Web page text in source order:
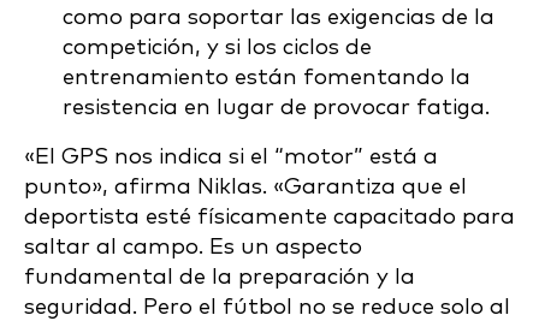
como para soportar las exigencias de la
competición, y si los ciclos de
entrenamiento están fomentando la
resistencia en lugar de provocar fatiga.
«El GPS nos indica si el “motor” está a
punto», afirma Niklas. «Garantiza que el
deportista esté físicamente capacitado para
saltar al campo. Es un aspecto
fundamental de la preparación y la
seguridad. Pero el fútbol no se reduce solo al